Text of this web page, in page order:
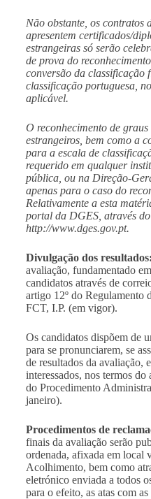
Não obstante, os contratos
apresentem certificados/
estrangeiras só serão
de prova do
conversão da classificação
classificação portuguesa,
aplicável.
O reconhecimento de
estrangeiros, bem como a
para a escala de
requerido em qualquer
pública, ou na Direção-
apenas para o caso do
Relativamente a esta
portal da DGES, através
http://www.dges.gov.pt.
Divulgação dos resultados:
avaliação, fundamentado
candidatos através de
artigo 12º do Regulamento
FCT, I.P. (em vigor).
Os candidatos dispõem de
para se pronunciarem, se
de resultados da avaliação,
interessados, nos termos
do Procedimento
janeiro).
Procedimentos de
finais da avaliação serão
ordenada, afixada em local
Acolhimento, bem como
eletrónico enviada a todos
para o efeito, as atas com